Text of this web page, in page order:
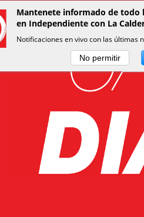
Mantenete informado de todo
en Independiente con La
Notificaciones en vivo con las últimas
No permitir